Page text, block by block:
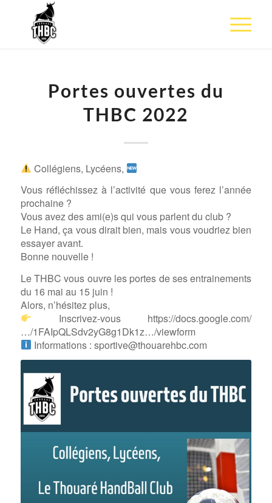
Portes ouvertes du
THBC 2022
Collégiens, Lycéens,
Vous réfléchissez à l’activité que vous ferez l’année
prochaine ?
Vous avez des ami(e)s qui vous parlent du club ?
Le Hand, ça vous dirait bien, mais vous voudriez bien
essayer avant.
Bonne nouvelle !
Le THBC vous ouvre les portes de ses entrainements
du 16 mai au 15 juin !
Alors, n’hésitez plus,
Inscrivez-vous https://docs.google.com/
…/1FAIpQLSdv2yG8g1Dk1z…/viewform
Informations : sportive@thouarehbc.com